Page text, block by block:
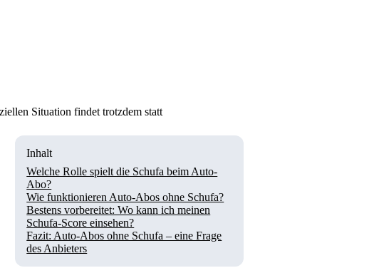
Inhalt
Welche Rolle spielt die Schufa beim Auto-
Abo?
Wie funktionieren Auto-Abos ohne Schufa?
Bestens vorbereitet: Wo kann ich meinen
Schufa-Score einsehen?
Fazit: Auto-Abos ohne Schufa – eine Frage
des Anbieters
Situation findet trotzdem statt